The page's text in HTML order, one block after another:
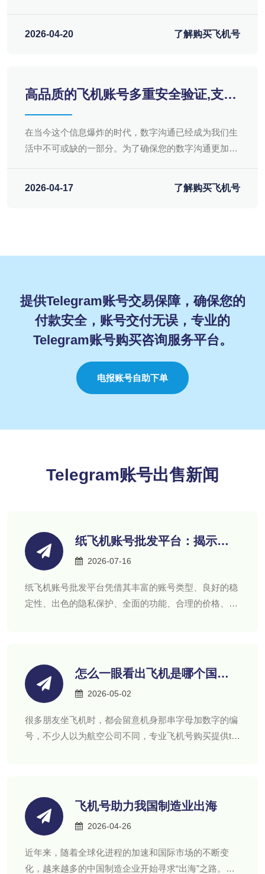
2026-04-20 了解购买飞机号
高品质的飞机账号多重安全验证,支付
在当今这个信息爆炸的时代，数字沟通已经成为我们生
活中不可或缺的一部分。为了确保您的数字沟通更加安
2026-04-17 了解购买飞机号
提供Telegram账号交易保障，确保您的
付款安全，账号交付无误，专业的
Telegram账号购买咨询服务平台。
电报账号自助下单
Telegram账号出售新闻
纸飞机账号批发平台：揭示账
号的多重优势与亮点
2026-07-16
纸飞机账号批发平台凭借其丰富的账号类型、良好的稳
定性、出色的隐私保护、全面的功能、合理的价格、完
怎么一眼看出飞机是哪个国家
的？飞机号上的数字已经告诉
你答案
2026-05-02
很多朋友坐飞机时，都会留意机身那串字母加数字的编
号，不少人以为航空公司不同，专业飞机号购买提供tg
飞机号助力我国制造业出海
2026-04-26
近年来，随着全球化进程的加速和国际市场的不断变
化，越来越多的中国制造企业开始寻求“出海”之路。这